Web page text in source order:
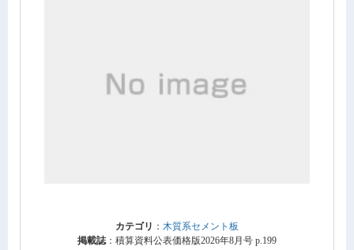
カテゴリ ： 木質系セメント板
掲載誌 ：積算資料公表価格版2026年8月号 p.199